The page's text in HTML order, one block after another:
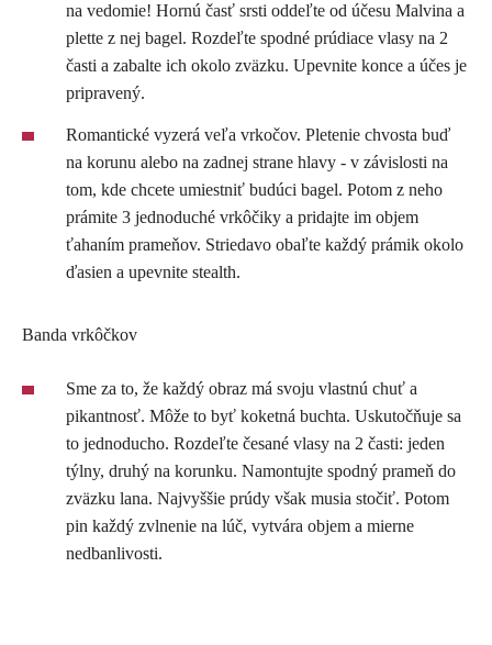
na vedomie! Hornú časť srsti oddeľte od účesu Malvina a
plette z nej bagel. Rozdeľte spodné prúdiace vlasy na 2
časti a zabalte ich okolo zväzku. Upevnite konce a účes je
pripravený.
Romantické vyzerá veľa vrkočov. Pletenie chvosta buď
na korunu alebo na zadnej strane hlavy - v závislosti na
tom, kde chcete umiestniť budúci bagel. Potom z neho
prámite 3 jednoduché vrkôčiky a pridajte im objem
ťahaním prameňov. Striedavo obaľte každý prámik okolo
ďasien a upevnite stealth.
Banda vrkôčkov
Sme za to, že každý obraz má svoju vlastnú chuť a
pikantnosť. Môže to byť koketná buchta. Uskutočňuje sa
to jednoducho. Rozdeľte česané vlasy na 2 časti: jeden
týlny, druhý na korunku. Namontujte spodný prameň do
zväzku lana. Najvyššie prúdy však musia stočiť. Potom
pin každý zvlnenie na lúč, vytvára objem a mierne
nedbanlivosti.